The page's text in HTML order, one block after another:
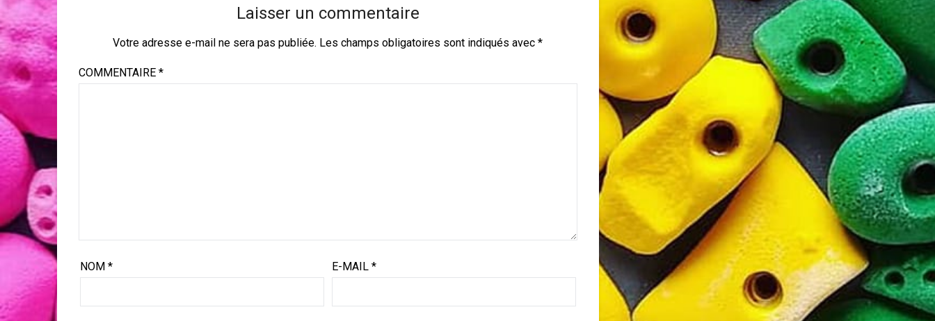
Laisser un commentaire
Votre adresse e-mail ne sera pas publiée. Les champs obligatoires sont indiqués avec*
COMMENTAIRE*
NOM * E-MAIL *